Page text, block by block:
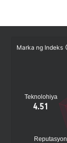
Marka ng Indeks
Teknolohiya
4.51
Reputasyon